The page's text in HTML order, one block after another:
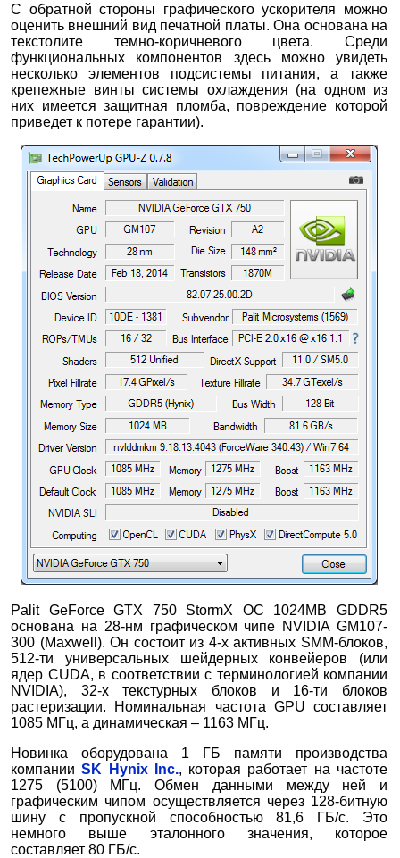
С обратной стороны графического ускорителя можно
оценить внешний вид печатной платы. Она основана на
текстолите темно-коричневого цвета. Среди
функциональных компонентов здесь можно увидеть
несколько элементов подсистемы питания, а также
крепежные винты системы охлаждения (на одном из
них имеется защитная пломба, повреждение которой
приведет к потере гарантии).
Palit GeForce GTX 750 StormX OC 1024MB GDDR5
основана на 28-нм графическом чипе NVIDIA GM107-
300 (Maxwell). Он состоит из 4-х активных SMM-блоков,
512-ти универсальных шейдерных конвейеров (или
ядер CUDA, в соответствии с терминологией компании
NVIDIA), 32-х текстурных блоков и 16-ти блоков
растеризации. Номинальная частота GPU составляет
1085 МГц, а динамическая – 1163 МГц.
Новинка оборудована 1 ГБ памяти производства
компанииSK Hynix Inc., которая работает на частоте
1275 (5100) МГц. Обмен данными между ней и
графическим чипом осуществляется через 128-битную
шину с пропускной способностью 81,6 ГБ/с. Это
немного выше эталонного значения, которое
составляет 80 ГБ/с.